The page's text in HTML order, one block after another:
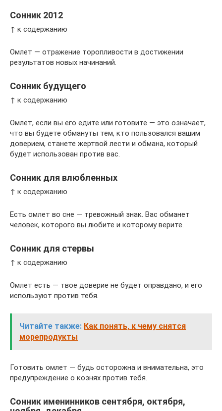
Сонник 2012
↑ к содержанию
Омлет — отражение торопливости в достижении
результатов новых начинаний.
Сонник будущего
↑ к содержанию
Омлет, если вы его едите или готовите — это означает,
что вы будете обмануты тем, кто пользовался вашим
доверием, станете жертвой лести и обмана, который
будет использован против вас.
Сонник для влюбленных
↑ к содержанию
Есть омлет во сне — тревожный знак. Вас обманет
человек, которого вы любите и которому верите.
Сонник для стервы
↑ к содержанию
Омлет есть — твое доверие не будет оправдано, и его
используют против тебя.
Читайте также: Как понять, к чему снятся
морепродукты
Готовить омлет — будь осторожна и внимательна, это
предупреждение о кознях против тебя.
Сонник именинников сентября, октября,